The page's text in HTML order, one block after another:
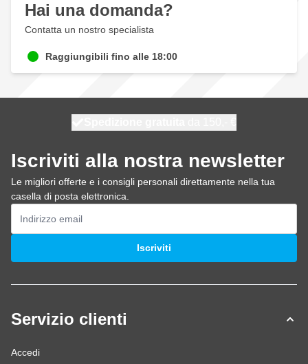
Hai una domanda?
Contatta un nostro specialista
Raggiungibili fino alle 18:00
Iscriviti alla nostra newsletter
Le migliori offerte e i consigli personali direttamente nella tua
casella di posta elettronica.
Indirizzo email
Iscriviti
Servizio clienti
Accedi